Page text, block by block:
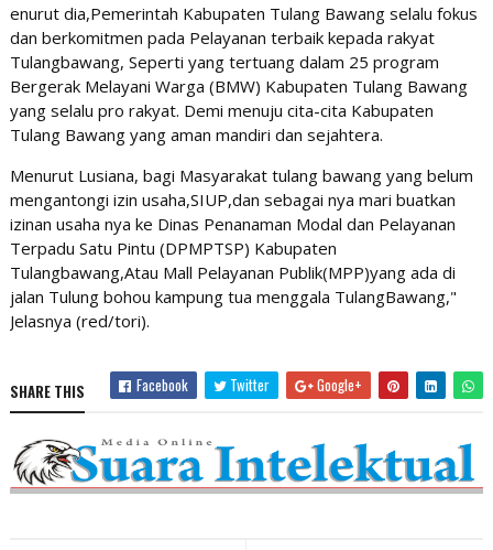
enurut dia,Pemerintah Kabupaten Tulang Bawang selalu fokus
dan berkomitmen pada Pelayanan terbaik kepada rakyat
Tulangbawang, Seperti yang tertuang dalam 25 program
Bergerak Melayani Warga (BMW) Kabupaten Tulang Bawang
yang selalu pro rakyat. Demi menuju cita-cita Kabupaten
Tulang Bawang yang aman mandiri dan sejahtera.
Menurut Lusiana, bagi Masyarakat tulang bawang yang belum
mengantongi izin usaha,SIUP,dan sebagai nya mari buatkan
izinan usaha nya ke Dinas Penanaman Modal dan Pelayanan
Terpadu Satu Pintu (DPMPTSP) Kabupaten
Tulangbawang,Atau Mall Pelayanan Publik(MPP)yang ada di
jalan Tulung bohou kampung tua menggala TulangBawang,"
Jelasnya (red/tori).
SHARE THIS Facebook Twitter Google+